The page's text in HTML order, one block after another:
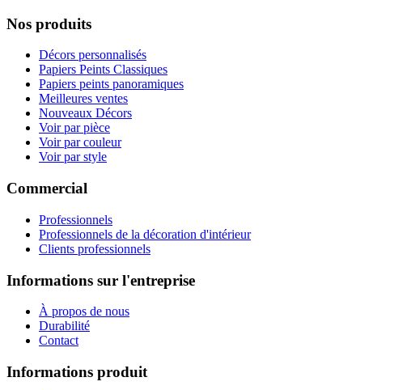
Nos produits
Décors personnalisés
Papiers Peints Classiques
Papiers peints panoramiques
Meilleures ventes
Nouveaux Décors
Voir par pièce
Voir par couleur
Voir par style
Commercial
Professionnels
Professionnels de la décoration d'intérieur
Clients professionnels
Informations sur l'entreprise
À propos de nous
Durabilité
Contact
Informations produit